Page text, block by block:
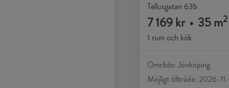
Tellusgatan 63b
7 169 kr • 35 m2
1 rum och kök
Område: Jönköping
Möjligt tillträde: 2026-